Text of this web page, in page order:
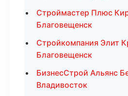
Строймастер Плюс
Благовещенск
Стройкомпания Элит
Благовещенск
БизнесСтрой Альянс
Владивосток